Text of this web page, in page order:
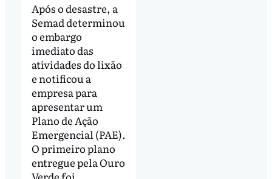
Após o desastre, a
Semad determinou
o embargo
imediato das
atividades do lixão
e notificou a
empresa para
apresentar um
Plano de Ação
Emergencial (PAE).
O primeiro plano
entregue pela Ouro